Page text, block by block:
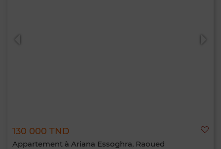
130 000 TND
Appartement à Ariana Essoghra, Raoued